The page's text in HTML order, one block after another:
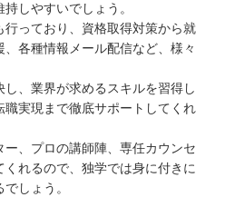
しやすいでしょう。
行っており、資格取得対策から就
各種情報メール配信など、様々
、業界が求めるスキルを習得し
実現まで徹底サポートしてくれ
、プロの講師陣、専任カウンセ
れるので、独学では身に付きに
しょう。